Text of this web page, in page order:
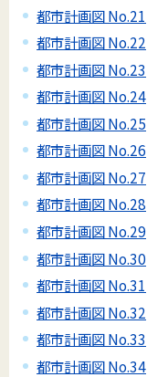
都市計画図 No.21
都市計画図 No.22
都市計画図 No.23
都市計画図 No.24
都市計画図 No.25
都市計画図 No.26
都市計画図 No.27
都市計画図 No.28
都市計画図 No.29
都市計画図 No.30
都市計画図 No.31
都市計画図 No.32
都市計画図 No.33
都市計画図 No.34